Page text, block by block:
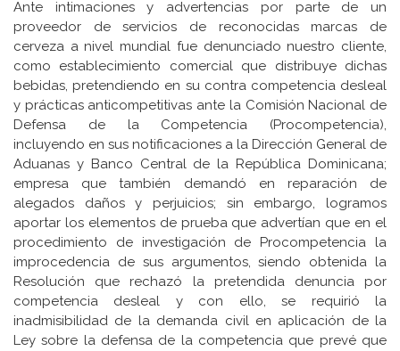
Ante intimaciones y advertencias por parte de un
proveedor de servicios de reconocidas marcas de
cerveza a nivel mundial fue denunciado nuestro cliente,
como establecimiento comercial que distribuye dichas
bebidas, pretendiendo en su contra competencia desleal
y prácticas anticompetitivas ante la Comisión Nacional de
Defensa de la Competencia (Procompetencia),
incluyendo en sus notificaciones a la Dirección General de
Aduanas y Banco Central de la República Dominicana;
empresa que también demandó en reparación de
alegados daños y perjuicios; sin embargo, logramos
aportar los elementos de prueba que advertían que en el
procedimiento de investigación de Procompetencia la
improcedencia de sus argumentos, siendo obtenida la
Resolución que rechazó la pretendida denuncia por
competencia desleal y con ello, se requirió la
inadmisibilidad de la demanda civil en aplicación de la
Ley sobre la defensa de la competencia que prevé que